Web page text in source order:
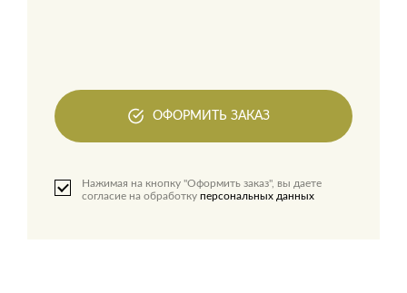
ОФОРМИТЬ ЗАКАЗ
Нажимая на кнопку "Оформить заказ", вы даете
согласие на обработку персональных данных